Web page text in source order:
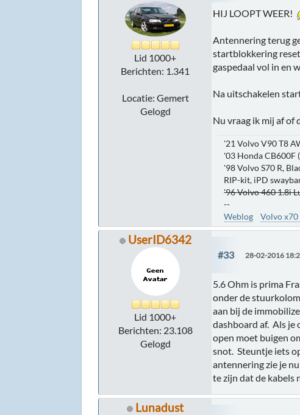
Lid 1000+
Berichten: 1.341
Locatie: Gemert
Gelogd
HIJ LOOPT WEER!
Antennering terug
startblokkering
gaspedaal vol in en
Na uitschakelen
Nu vraag ik mij af of
'21 Volvo V90 T8
'03 Honda CB600F
'98 Volvo S70 R,
RIP-kit, iPD
'96 Volvo 460 1.8i
--
Weblog
Volvo
UserID6342
Lid 1000+
Berichten: 23.108
Gelogd
#33 28-02-2016
5.6 Ohm is prima
onder de
aan bij de
dashboard af. Als je
open moet buigen
snot. Steuntje iets
antennering zie je
te zijn dat de kabels
Lunadust